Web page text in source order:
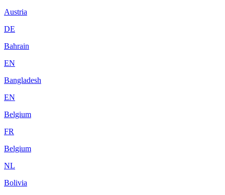
Austria
DE
Bahrain
EN
Bangladesh
EN
Belgium
FR
Belgium
NL
Bolivia